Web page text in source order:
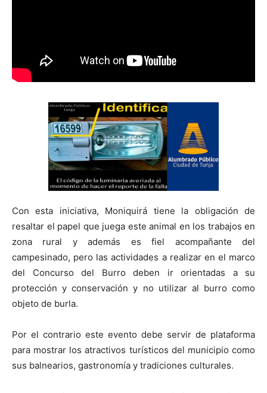
Con esta iniciativa, Moniquirá tiene la obligación de
resaltar el papel que juega este animal en los trabajos en
zona rural y además es fiel acompañante del
campesinado, pero las actividades a realizar en el marco
del Concurso del Burro deben ir orientadas a su
protección y conservación y no utilizar al burro como
objeto de burla.
Por el contrario este evento debe servir de plataforma
para mostrar los atractivos turísticos del municipio como
sus balnearios, gastronomía y tradiciones culturales.